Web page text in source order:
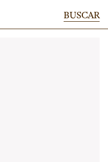
BUSCAR
BUSCAR